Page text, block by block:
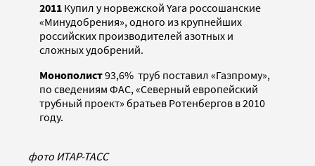
2011 Купил у норвежской Yara россошанские
«Минудобрения», одного из крупнейших
российских производителей азотных и
сложных удобрений.
Монополист93,6% труб поставил «Газпрому»,
по сведениям ФАС, «Северный европейский
трубный проект» братьев Ротенбергов в 2010
году.
фото ИТАР-ТАСС